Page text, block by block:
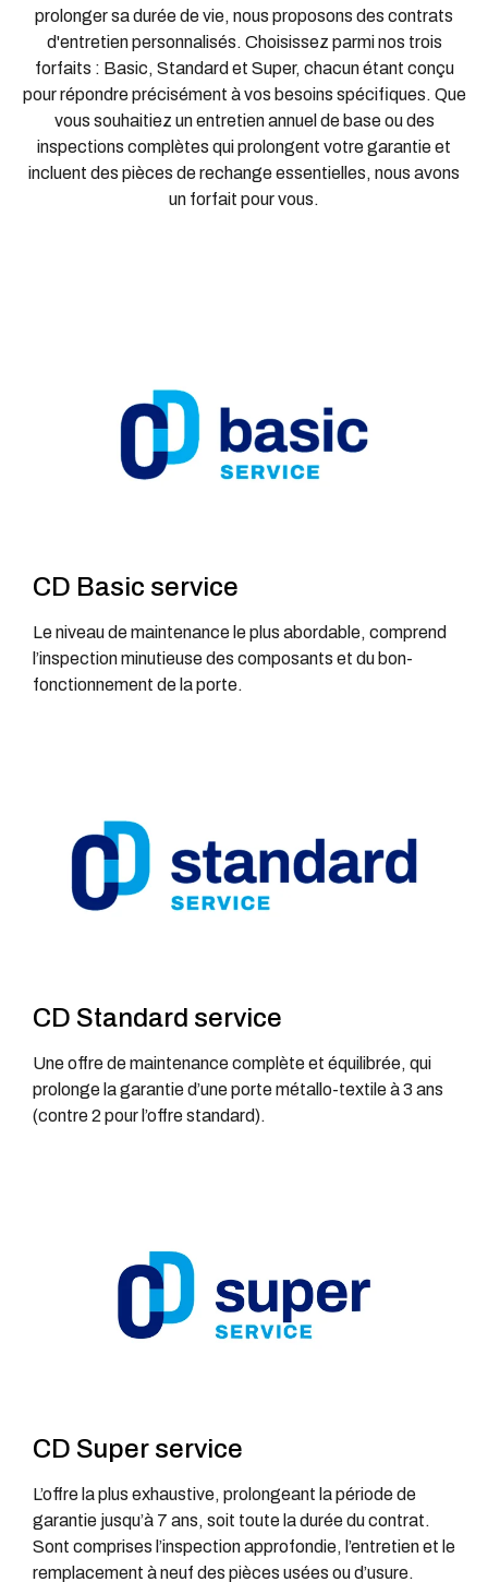
prolonger sa durée de vie, nous proposons des contrats
d'entretien personnalisés. Choisissez parmi nos trois
forfaits : Basic, Standard et Super, chacun étant conçu
pour répondre précisément à vos besoins spécifiques. Que
vous souhaitiez un entretien annuel de base ou des
inspections complètes qui prolongent votre garantie et
incluent des pièces de rechange essentielles, nous avons
un forfait pour vous.
CD Basic service
Le niveau de maintenance le plus abordable, comprend
l’inspection minutieuse des composants et du bon-
fonctionnement de la porte.
CD Standard service
Une offre de maintenance complète et équilibrée, qui
prolonge la garantie d’une porte métallo-textile à 3 ans
(contre 2 pour l’offre standard).
CD Super service
L’offre la plus exhaustive, prolongeant la période de
garantie jusqu’à 7 ans, soit toute la durée du contrat.
Sont comprises l’inspection approfondie, l’entretien et le
remplacement à neuf des pièces usées ou d’usure.